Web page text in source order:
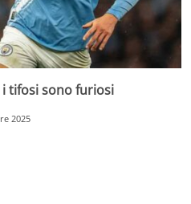
tifosi sono furiosi
2025